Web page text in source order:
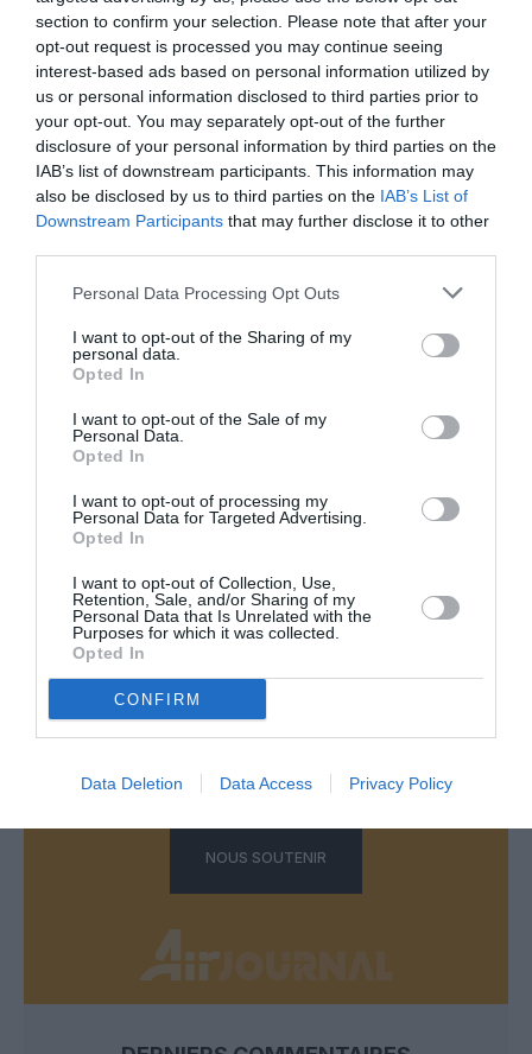
section to confirm your selection. Please note that after your
opt-out request is processed you may continue seeing
interest-based ads based on personal information utilized by
us or personal information disclosed to third parties prior to
your opt-out. You may separately opt-out of the further
disclosure of your personal information by third parties on the
IAB’s list of downstream participants. This information may
also be disclosed by us to third parties on the IAB’s List of
Downstream Participants that may further disclose it to other
Personal Data Processing Opt Outs
I want to opt-out of the Sharing of my
personal data.
Opted In
I want to opt-out of the Sale of my
Personal Data.
Opted In
I want to opt-out of processing my
Personal Data for Targeted Advertising.
Opted In
I want to opt-out of Collection, Use,
Retention, Sale, and/or Sharing of my
Personal Data that Is Unrelated with the
Purposes for which it was collected.
Opted In
CONFIRM
Data Deletion Data Access Privacy Policy
RÉPONDRE
bravo xXxa commenté : 10 mars 2017 - 9 h
41 min
Lufthansa seule +1.7%, pas extra…
RÉPONDRE
Sphinctair Waysa commenté :
10 mars 2017 - 12 h 55 min
Les chiffres sont présentés pour masquer les faibles perfs
FAIRE UN DON
Appel aux lecteurs !
Soutenez Air Journal participezà son
développement !
NOUS SOUTENIR